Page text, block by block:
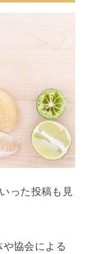
った投稿も見
協会による